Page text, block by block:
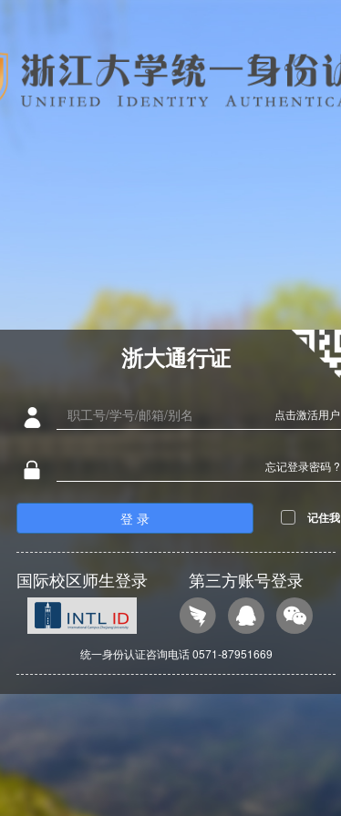
浙大通行证
点击激活用户
忘记登录密码 ?
登 录 记住我
国际校区师生登录 第三方账号登录
统一身份认证咨询电话 0571-87951669